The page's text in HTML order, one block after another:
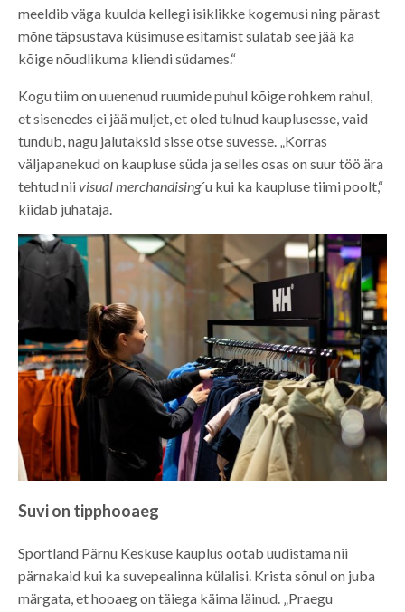
meeldib väga kuulda kellegi isiklikke kogemusi ning pärast
mõne täpsustava küsimuse esitamist sulatab see jää ka
kõige nõudlikuma kliendi südames.“
Kogu tiim on uuenenud ruumide puhul kõige rohkem rahul,
et sisenedes ei jää muljet, et oled tulnud kauplusesse, vaid
tundub, nagu jalutaksid sisse otse suvesse. „Korras
väljapanekud on kaupluse süda ja selles osas on suur töö ära
tehtud niivisual merchandising´u kui ka kaupluse tiimi poolt,“
kiidab juhataja.
Suvi on tipphooaeg
Sportland Pärnu Keskuse kauplus ootab uudistama nii
pärnakaid kui ka suvepealinna külalisi. Krista sõnul on juba
märgata, et hooaeg on täiega käima läinud. „Praegu